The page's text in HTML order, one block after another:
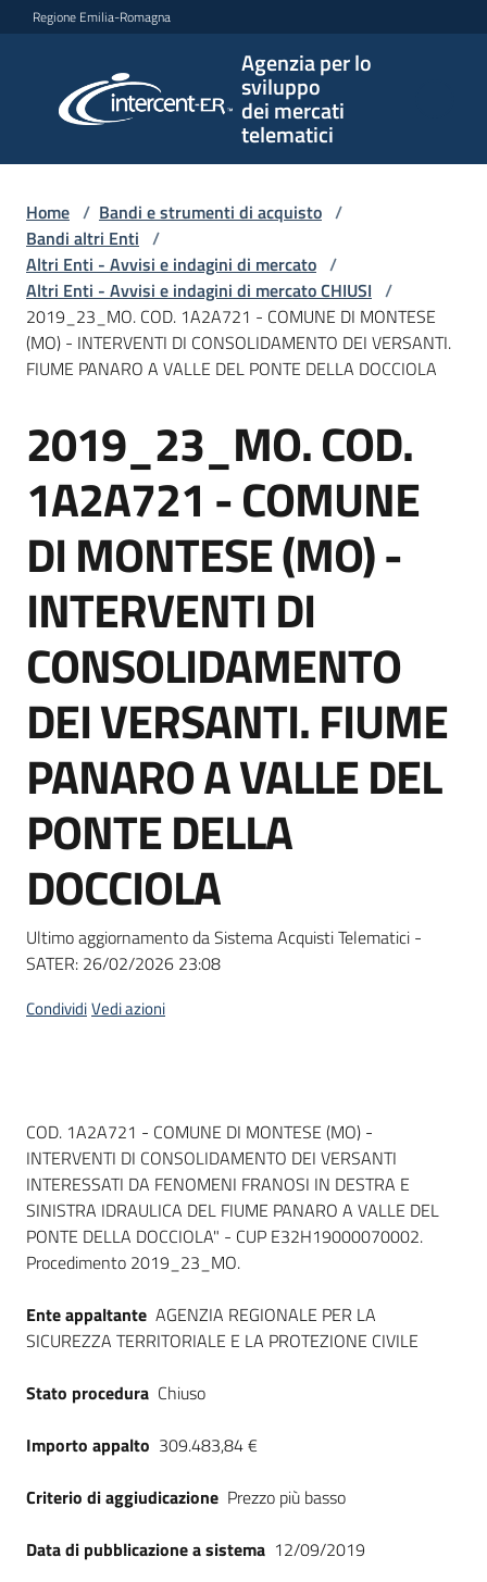
Vai al contenuto
Vai alla navigazione
Vai al footer
Regione Emilia-Romagna
Agenzia per lo
sviluppo
dei mercati
telematici
per lo
sviluppo
telematici
L'Agenzia
e
strumenti
acquisto
Supporto
Piattaforme
telematiche
English
site
su
Home / Bandi e strumenti di acquisto /
Bandi altri Enti /
Altri Enti - Avvisi e indagini di mercato /
Altri Enti - Avvisi e indagini di mercato CHIUSI /
2019_23_MO. COD. 1A2A721 - COMUNE DI MONTESE
(MO) - INTERVENTI DI CONSOLIDAMENTO DEI VERSANTI.
FIUME PANARO A VALLE DEL PONTE DELLA DOCCIOLA
Salta al contenuto
2019_23_MO. COD.
1A2A721 - COMUNE
DI MONTESE (MO) -
INTERVENTI DI
CONSOLIDAMENTO
DEI VERSANTI. FIUME
PANARO A VALLE DEL
PONTE DELLA
DOCCIOLA
Ultimo aggiornamento da Sistema Acquisti Telematici -
SATER: 26/02/2026 23:08
CondividiVedi azioni
Dati del bando
COD. 1A2A721 - COMUNE DI MONTESE (MO) -
INTERVENTI DI CONSOLIDAMENTO DEI VERSANTI
INTERESSATI DA FENOMENI FRANOSI IN DESTRA E
SINISTRA IDRAULICA DEL FIUME PANARO A VALLE DEL
PONTE DELLA DOCCIOLA" - CUP E32H19000070002.
Procedimento 2019_23_MO.
Ente appaltante AGENZIA REGIONALE PER LA
SICUREZZA TERRITORIALE E LA PROTEZIONE CIVILE
Stato procedura Chiuso
Importo appalto 309.483,84 €
Criterio di aggiudicazione Prezzo più basso
Data di pubblicazione a sistema 12/09/2019